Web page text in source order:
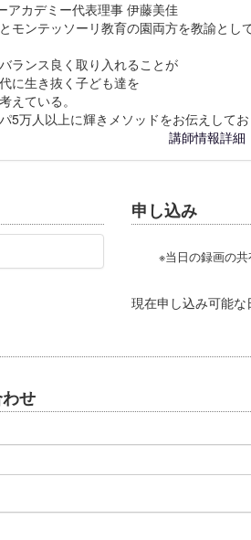
アカデミー代表理事 伊藤美佳
モンテッソーリ教育の園両方を教諭とし
ランス良く取り入れることが
に生き抜く子ども達を
えている。
5万人以上に輝きメソッドをお伝えして
講師情報詳
申し込み
※当日の録画の
現在申し込み可能な
せ